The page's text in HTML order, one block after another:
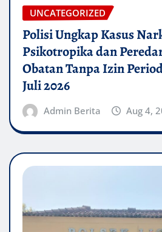
UNCATEGORIZED
Polisi Ungkap Kasus
Psikotropika dan
Obatan Tanpa Izin
Juli 2026
Admin Berita Aug 4,